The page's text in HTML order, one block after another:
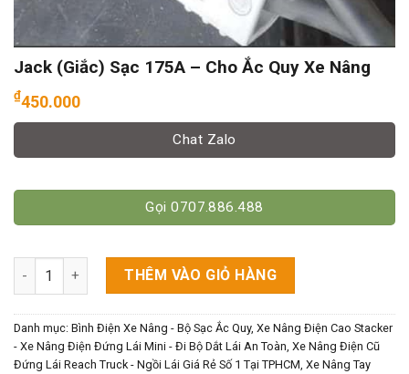
Jack (Giắc) Sạc 175A – Cho Ắc Quy Xe Nâng
₫450.000
Chat Zalo
Gọi 0707.886.488
Jack (Giắc) Sạc 175A - Cho Ắc Quy Xe Nâng số lượng
THÊM VÀO GIỎ HÀNG
Danh mục: Bình Điện Xe Nâng - Bộ Sạc Ắc Quy, Xe Nâng Điện Cao Stacker
- Xe Nâng Điện Đứng Lái Mini - Đi Bộ Dắt Lái An Toàn Xe Nâng Điện Cũ
Đứng Lái Reach Truck - Ngồi Lái Giá Rẻ Số 1 Tại TPHCM Xe Nâng Tay